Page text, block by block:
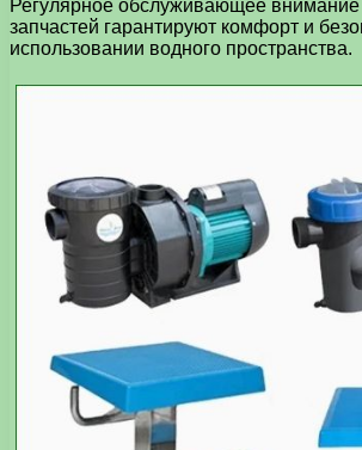
Регулярное обслуживающее
запчастей гарантируют комфорт и
использовании водного пространства.